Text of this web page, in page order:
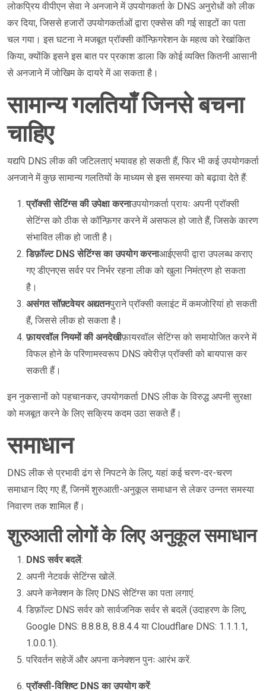
लोकप्रिय वीपीएन सेवा ने अनजाने में उपयोगकर्ता के DNS अनुरोधों को लीक
कर दिया, जिससे हजारों उपयोगकर्ताओं द्वारा एक्सेस की गई साइटों का पता
चल गया। इस घटना ने मजबूत प्रॉक्सी कॉन्फ़िगरेशन के महत्व को रेखांकित
किया, क्योंकि इसने इस बात पर प्रकाश डाला कि कोई व्यक्ति कितनी आसानी
से अनजाने में जोखिम के दायरे में आ सकता है।
सामान्य गलतियाँ जिनसे बचना
चाहिए
यद्यपि DNS लीक की जटिलताएं भयावह हो सकती हैं, फिर भी कई उपयोगकर्ता
अनजाने में कुछ सामान्य गलतियों के माध्यम से इस समस्या को बढ़ावा देते हैं:
प्रॉक्सी सेटिंग्स की उपेक्षा करनाउपयोगकर्ता प्रायः अपनी प्रॉक्सी
सेटिंग्स को ठीक से कॉन्फ़िगर करने में असफल हो जाते हैं, जिसके कारण
संभावित लीक हो जाती है।
डिफ़ॉल्ट DNS सेटिंग्स का उपयोग करनाआईएसपी द्वारा उपलब्ध कराए
गए डीएनएस सर्वर पर निर्भर रहना लीक को खुला निमंत्रण हो सकता
है।
असंगत सॉफ़्टवेयर अद्यतनपुराने प्रॉक्सी क्लाइंट में कमजोरियां हो सकती
हैं, जिससे लीक हो सकता है।
फ़ायरवॉल नियमों की अनदेखीफ़ायरवॉल सेटिंग्स को समायोजित करने में
विफल होने के परिणामस्वरूप DNS क्वेरीज़ प्रॉक्सी को बायपास कर
सकती हैं।
इन नुकसानों को पहचानकर, उपयोगकर्ता DNS लीक के विरुद्ध अपनी सुरक्षा
को मजबूत करने के लिए सक्रिय कदम उठा सकते हैं।
समाधान
DNS लीक से प्रभावी ढंग से निपटने के लिए, यहां कई चरण-दर-चरण
समाधान दिए गए हैं, जिनमें शुरुआती-अनुकूल समाधान से लेकर उन्नत समस्या
निवारण तक शामिल हैं।
शुरुआती लोगों के लिए अनुकूल समाधान
DNS सर्वर बदलें:
अपनी नेटवर्क सेटिंग्स खोलें.
अपने कनेक्शन के लिए DNS सेटिंग्स का पता लगाएं.
डिफ़ॉल्ट DNS सर्वर को सार्वजनिक सर्वर से बदलें (उदाहरण के लिए,
Google DNS: 8.8.8.8, 8.8.4.4 या Cloudflare DNS: 1.1.1.1,
1.0.0.1).
परिवर्तन सहेजें और अपना कनेक्शन पुनः आरंभ करें.
प्रॉक्सी-विशिष्ट DNS का उपयोग करें: